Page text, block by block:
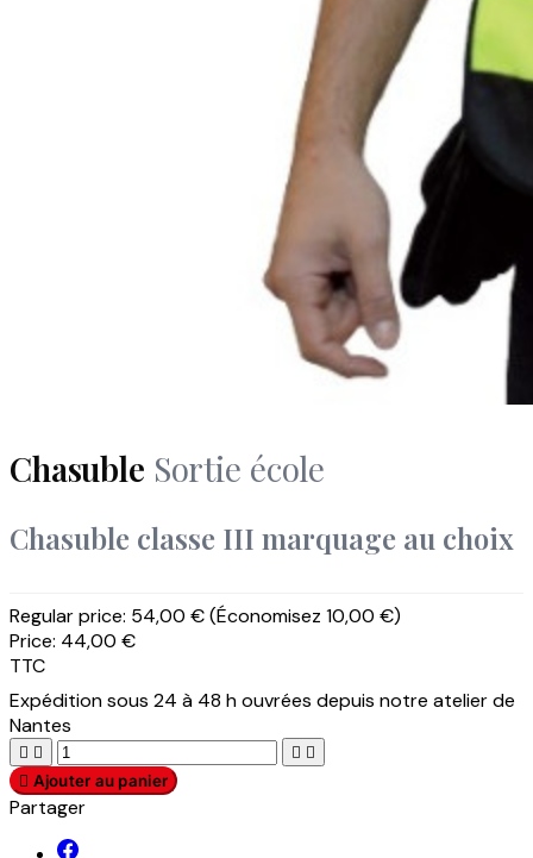
Chasuble Sortie école
Chasuble classe III marquage au choix
Regular price: 54,00 €(Économisez 10,00 €)
Price: 44,00 €
TTC
Expédition sous 24 à 48 h ouvrées depuis notre atelier de
Nantes
   
 Ajouter au panier
Partager